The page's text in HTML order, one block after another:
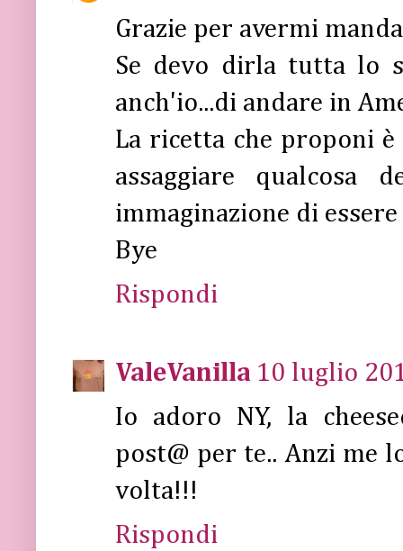
Grazie per avermi
Se devo dirla tutta lo
anch'io...di andare in
La ricetta che proponi
assaggiare
immaginazione di essere
Bye
Rispondi
ValeVanilla 10 luglio
Io adoro NY, la
post@ per te.. Anzi me
volta!!!
Rispondi